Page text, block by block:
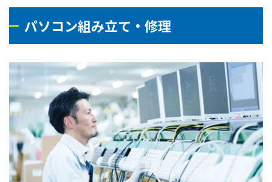
パソコン組み立て・修理